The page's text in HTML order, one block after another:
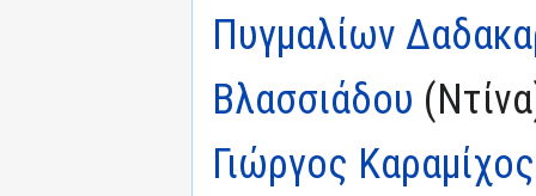
Πυγμαλίων
Βλασσιάδου
Γιώργος Καραμίχος